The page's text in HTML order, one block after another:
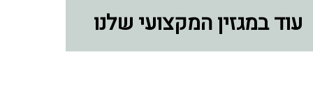
עוד במגזין המקצועי שלנו